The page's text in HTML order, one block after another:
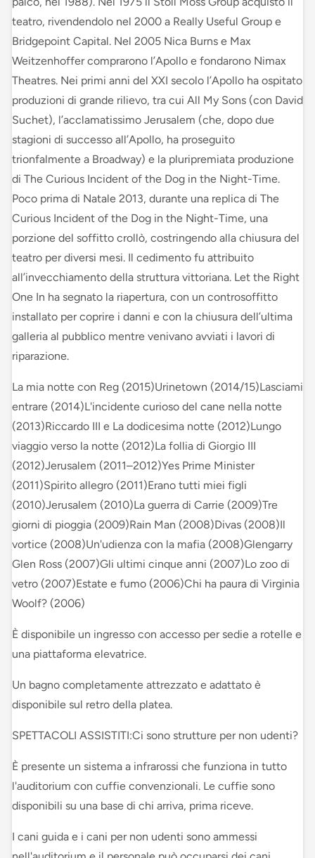
teatro, rivendendolo nel 2000 a Really Useful Group e
Bridgepoint Capital. Nel 2005 Nica Burns e Max
Weitzenhoffer comprarono l’Apollo e fondarono Nimax
Theatres. Nei primi anni del XXI secolo l’Apollo ha ospitato
produzioni di grande rilievo, tra cui All My Sons (con David
Suchet), l’acclamatissimo Jerusalem (che, dopo due
stagioni di successo all’Apollo, ha proseguito
trionfalmente a Broadway) e la pluripremiata produzione
di The Curious Incident of the Dog in the Night-Time.
Poco prima di Natale 2013, durante una replica di The
Curious Incident of the Dog in the Night-Time, una
porzione del soffitto crollò, costringendo alla chiusura del
teatro per diversi mesi. Il cedimento fu attribuito
all’invecchiamento della struttura vittoriana. Let the Right
One In ha segnato la riapertura, con un controsoffitto
installato per coprire i danni e con la chiusura dell’ultima
galleria al pubblico mentre venivano avviati i lavori di
riparazione.
La mia notte con Reg (2015)Urinetown (2014/15)Lasciami
entrare (2014)L'incidente curioso del cane nella notte
(2013)Riccardo III e La dodicesima notte (2012)Lungo
viaggio verso la notte (2012)La follia di Giorgio III
(2012)Jerusalem (2011–2012)Yes Prime Minister
(2011)Spirito allegro (2011)Erano tutti miei figli
(2010)Jerusalem (2010)La guerra di Carrie (2009)Tre
giorni di pioggia (2009)Rain Man (2008)Divas (2008)Il
vortice (2008)Un'udienza con la mafia (2008)Glengarry
Glen Ross (2007)Gli ultimi cinque anni (2007)Lo zoo di
vetro (2007)Estate e fumo (2006)Chi ha paura di Virginia
Woolf? (2006)
È disponibile un ingresso con accesso per sedie a rotelle e
una piattaforma elevatrice.
Un bagno completamente attrezzato e adattato è
disponibile sul retro della platea.
SPETTACOLI ASSISTITI:Ci sono strutture per non udenti?
È presente un sistema a infrarossi che funziona in tutto
l'auditorium con cuffie convenzionali. Le cuffie sono
disponibili su una base di chi arriva, prima riceve.
I cani guida e i cani per non udenti sono ammessi